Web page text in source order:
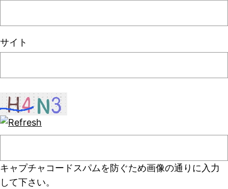
サイト
キャプチャコード スパムを防ぐため画像の通りに入力
して下さい。